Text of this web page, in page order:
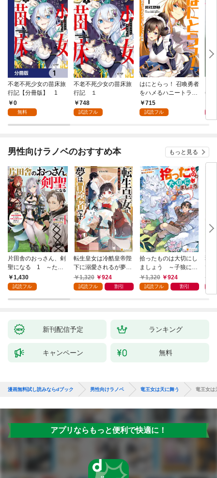
不老不死少女の苗床旅
行記【分冊版】 1
0
無料
不老不死少女の苗床旅
行記 １
748
試読フル
はにとらっ！ 召喚勇者
をハメるハニートラッ
プ包囲網 1
715
試読フル
年9
男性向けラノベのおすすめ本 もっと見る
片田舎のおっさん、剣
聖になる 1 ～ただ
の田舎の剣術師範だっ
たのに、大成した弟子
ない件～
1,430
試読フル
転生皇女は冷酷皇帝陛
下に溺愛されるが夢は
冒険者です！
1,320 924
試読フル 割引
拾ったものは大切にし
ましょう ～子狼に気
に入られた男の転移物
語～
1,320 924
試読フル 割引
弱
て
～
新刊配信予定 ランキング
キャンペーン 無料
漫画無料試し読みならdブック 男性向けラノベ 竜王女は天に舞う 竜王女
アプリならもっと便利で快適に！